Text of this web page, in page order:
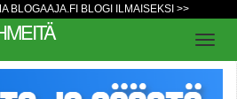
BLOGAAJA.FI BLOGI ILMAISEKSI >>